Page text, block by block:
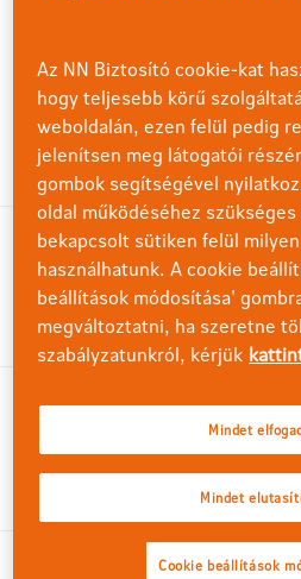
Online szerződéskötési
ügyfeleink számára az ismétlődő
díjfizetéséhez megadott
szolgáló felület.
Biztosítási tanácsadók és
Ha tudni szeretné, kik a
információra van szüksége a
kattintson ide!
Díjfizetés
Ha díjfizetéssel,
Adózással kapcsolatos tudnivalók
Az NN Biztosító cookie-kat
hogy teljesebb körű
weboldalán, ezen felül pedig
jelenítsen meg látogatói
gombok segítségével
oldal működéséhez
bekapcsolt sütiken felül
használhatunk. A cookie
beállítások módosítása'
megváltoztatni, ha szeretne
szabályzatunkról, kérjük
Mindet
Mindet
Cookie beállítások